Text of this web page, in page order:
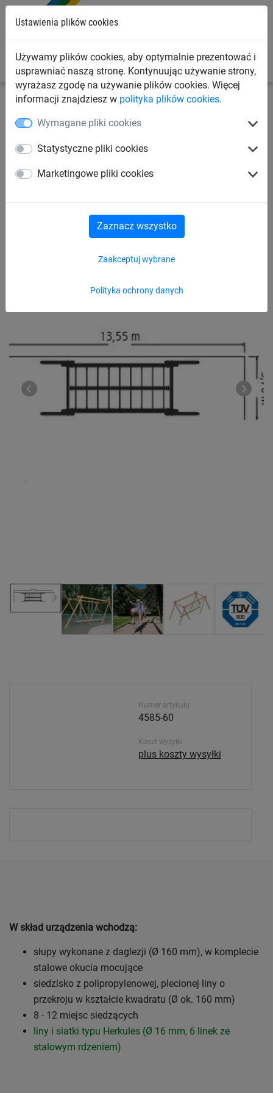
Ustawienia plików cookies
Używamy plików cookies, aby optymalnie prezentować i
usprawniać naszą stronę. Kontynuując używanie strony,
wyrażasz zgodę na używanie plików cookies. Więcej
informacji znajdziesz w polityka plików cookies.
Wymagane pliki cookies
Statystyczne pliki cookies
Marketingowe pliki cookies
Polityka ochrony danych
Zaakceptuj wybrane
Zaznacz wszystko
Huśtawki linowe
Huśtawka wieloosobowa
„Super Lina”
Numer artykułu
4585-60
Koszt wysyłki
plus koszty wysyłki
W skład urządzenia wchodzą:
słupy wykonane z daglezji (Ø 160 mm), w komplecie
stalowe okucia mocujące
siedzisko z polipropylenowej, plecionej liny o
przekroju w kształcie kwadratu (Ø ok. 160 mm)
8 - 12 miejsc siedzących
liny i siatki typu Herkules (Ø 16 mm, 6 linek ze
stalowym rdzeniem)